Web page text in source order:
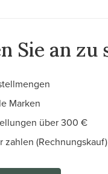
Sie an zu
Marken
über 300 €
zahlen (Rechnungskauf)